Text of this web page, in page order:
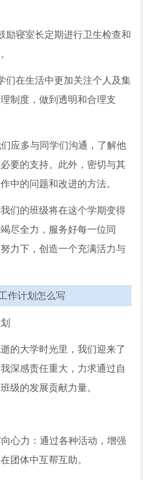
励寝室长定期进行卫生检查和
们在生活中更加关注个人及集
制度，做到透明和合理支
应多与同学们沟通，了解他
要的支持。此外，密切与其
中的问题和改进的方法。
们的班级将在这个学期变得
尽全力，服务好每一位同
力下，创造一个充满活力与
作计划怎么写
的大学时光里，我们迎来了
深感责任重大，力求通过自
级的发展贡献力量。
心力：通过各种活动，增强
团体中互帮互助。